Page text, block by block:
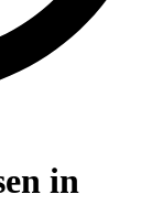
in